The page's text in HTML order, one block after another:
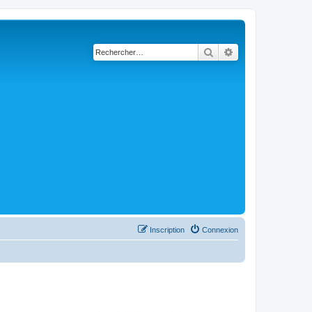
Rechercher
Connexion
Inscription